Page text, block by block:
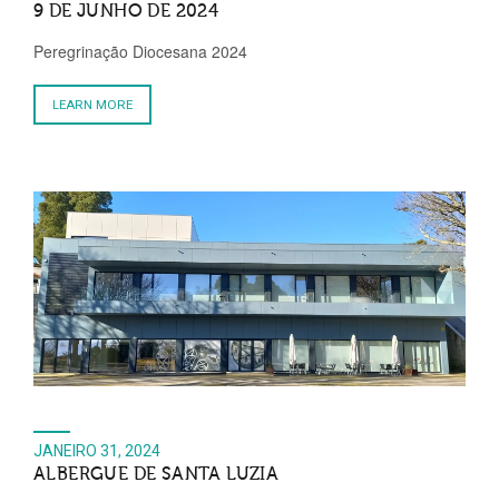
9 DE JUNHO DE 2024
Peregrinação Diocesana 2024
LEARN MORE
JANEIRO 31, 2024
ALBERGUE DE SANTA LUZIA